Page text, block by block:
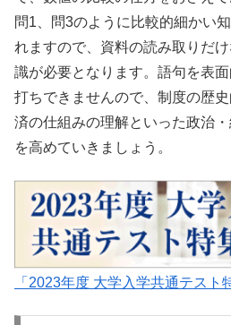
問1、問3のように比較的細かい
れますので、資料の読み取りだ
識が必要となります。語句を表
打ちできませんので、制度の歴
済の仕組みの理解といった政治
を高めていきましょう。
「2023年度 大学入学共通テスト